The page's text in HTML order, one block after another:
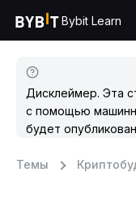
Bybit Learn
Дисклеймер. Эта
с помощью
будет
Темы